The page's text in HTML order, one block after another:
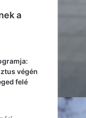
a
végén
felé